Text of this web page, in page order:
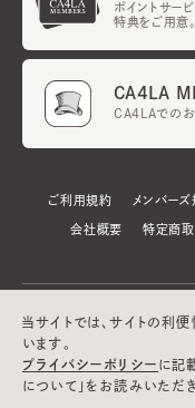
ポイントサー
特典をご用意。
CA4LA
CA4LAでのお
ご利用規約 メンバー
会社概要 特定商
当サイトでは、サイトの利
います。
プライバシーポリシー に記
について」をお読みいただ